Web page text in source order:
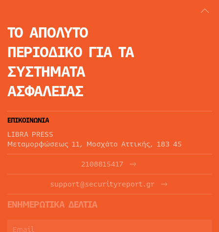
ΤΟ ΑΠΟΛΥΤΟ
ΠΕΡΙΟΔΙΚΟ ΓΙΑ ΤΑ
ΣΥΣΤΗΜΑΤΑ
ΑΣΦΑΛΕΙΑΣ
ΕΠΙΚΟΙΝΩΝΙΑ
LIBRA PRESS
Μεταμορφώσεως 11, Μοσχάτο Αττικής, 183 45
2108815417
support@securityreport.gr
ΕΝΗΜΕΡΩΤΙΚΑ ΔΕΛΤΙΑ